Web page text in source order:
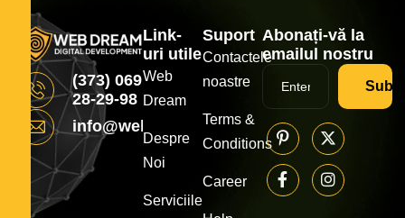
(373) 069
28-29-98
info@webdream.md
Link-
uri utile
Web
Dream
Despre
Noi
Serviciile
Suport
Contactele
noastre
Terms &
Conditions
Career
Abonați-vă la
emailul nostru